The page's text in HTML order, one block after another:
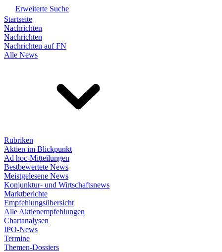
Erweiterte Suche
Startseite
Nachrichten
Nachrichten
Nachrichten auf FN
Alle News
Rubriken
Aktien im Blickpunkt
Ad hoc-Mitteilungen
Bestbewertete News
Meistgelesene News
Konjunktur- und Wirtschaftsnews
Marktberichte
Empfehlungsübersicht
Alle Aktienempfehlungen
Chartanalysen
IPO-News
Termine
Themen-Dossiers